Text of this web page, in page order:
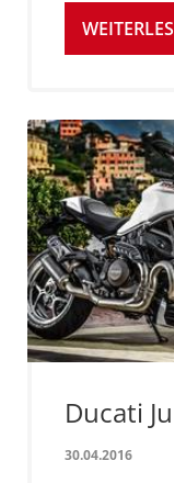
Ducati
30.04.2016